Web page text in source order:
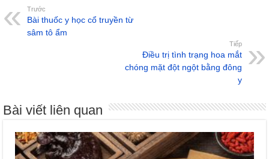
Trước
Bài thuốc y học cổ truyền từ
sâm tô ẩm
Tiếp
Điều trị tình trạng hoa mắt
chóng mặt đột ngột bằng đông
y
Bài viết liên quan